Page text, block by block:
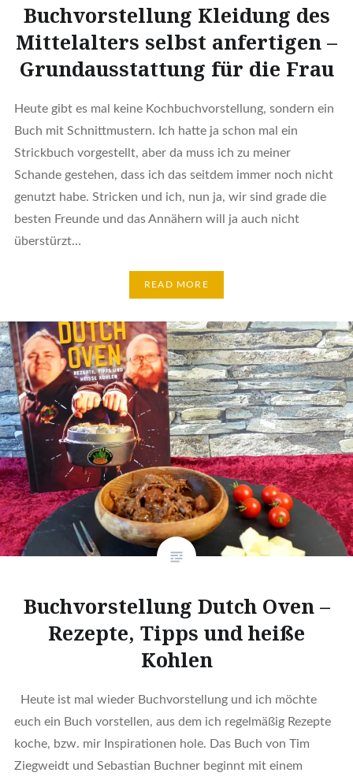
Buchvorstellung Kleidung des
Mittelalters selbst anfertigen –
Grundausstattung für die Frau
Heute gibt es mal keine Kochbuchvorstellung, sondern ein
Buch mit Schnittmustern. Ich hatte ja schon mal ein
Strickbuch vorgestellt, aber da muss ich zu meiner
Schande gestehen, dass ich das seitdem immer noch nicht
genutzt habe. Stricken und ich, nun ja, wir sind grade die
besten Freunde und das Annähern will ja auch nicht
überstürzt…
READ MORE
Buchvorstellung Dutch Oven –
Rezepte, Tipps und heiße
Kohlen
Heute ist mal wieder Buchvorstellung und ich möchte
euch ein Buch vorstellen, aus dem ich regelmäßig Rezepte
koche, bzw. mir Inspirationen hole. Das Buch von Tim
Ziegweidt und Sebastian Buchner beginnt mit einem